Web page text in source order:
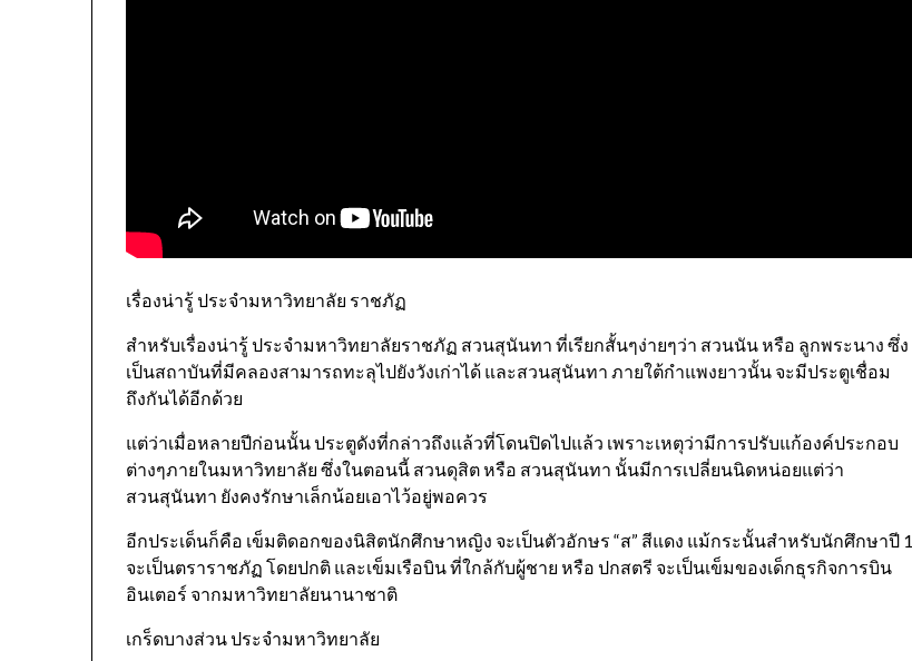
เรื่องน่ารู้ ประจำมหาวิทยาลัย ราชภัฏ
สำหรับเรื่องน่ารู้ ประจำมหาวิทยาลัยราชภัฏ สวนสุนันทา ที่เรียกสั้นๆง่ายๆว่า สวนนัน หรือ ลูกพระนาง ซึ่ง
เป็นสถาบันที่มีคลองสามารถทะลุไปยังวังเก่าได้ และสวนสุนันทา ภายใต้กำแพงยาวนั้น จะมีประตูเชื่อม
ถึงกันได้อีกด้วย
แต่ว่าเมื่อหลายปีก่อนนั้น ประตูดังที่กล่าวถึงแล้วที่โดนปิดไปแล้ว เพราะเหตุว่ามีการปรับแก้องค์ประกอบ
ต่างๆภายในมหาวิทยาลัย ซึ่งในตอนนี้ สวนดุสิต หรือ สวนสุนันทา นั้นมีการเปลี่ยนนิดหน่อยแต่ว่า
สวนสุนันทา ยังคงรักษาเล็กน้อยเอาไว้อยู่พอควร
อีกประเด็นก็คือ เข็มติดอกของนิสิตนักศึกษาหญิง จะเป็นตัวอักษร “ส” สีแดง แม้กระนั้นสำหรับนักศึกษาปี 1
จะเป็นตราราชภัฏ โดยปกติ และเข็มเรือบิน ที่ใกล้กับผู้ชาย หรือ ปกสตรี จะเป็นเข็มของเด็กธุรกิจการบิน
อินเตอร์ จากมหาวิทยาลัยนานาชาติ
เกร็ดบางส่วน ประจำมหาวิทยาลัย